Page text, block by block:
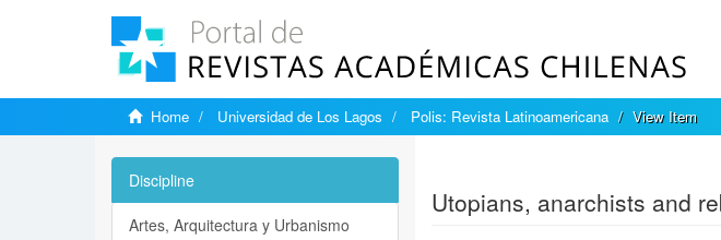
Home Universidad de Los Lagos Polis: Revista Latinoamericana View Item
Utopians, anarchists and
Discipline
Artes, Arquitectura y Urbanismo